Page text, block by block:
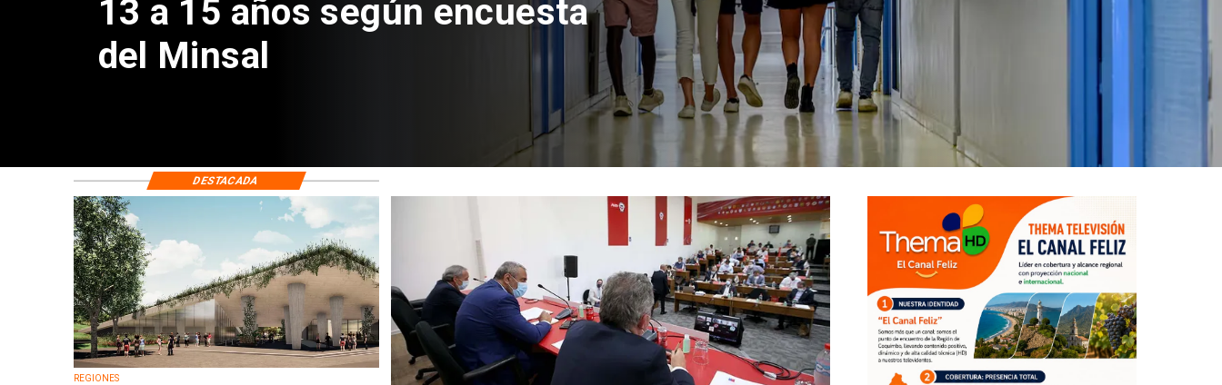
Sebastián Piñera con inversión
de $4 mil millones
REGIONES
DESTACADA